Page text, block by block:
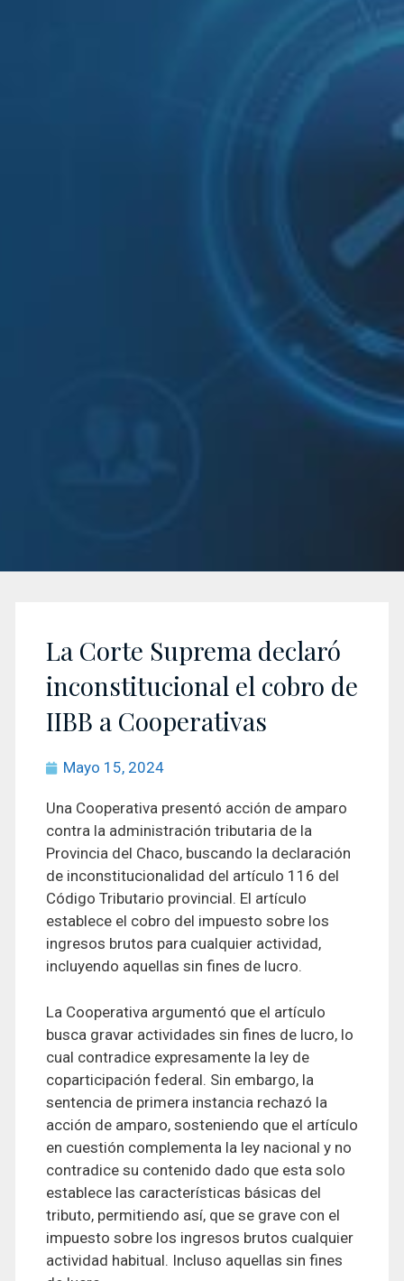
La Corte Suprema declaró
inconstitucional el cobro de
IIBB a Cooperativas
Mayo 15, 2024
Una Cooperativa presentó acción de amparo
contra la administración tributaria de la
Provincia del Chaco, buscando la declaración
de inconstitucionalidad del artículo 116 del
Código Tributario provincial. El artículo
establece el cobro del impuesto sobre los
ingresos brutos para cualquier actividad,
incluyendo aquellas sin fines de lucro.
La Cooperativa argumentó que el artículo
busca gravar actividades sin fines de lucro, lo
cual contradice expresamente la ley de
coparticipación federal. Sin embargo, la
sentencia de primera instancia rechazó la
acción de amparo, sosteniendo que el artículo
en cuestión complementa la ley nacional y no
contradice su contenido dado que esta solo
establece las características básicas del
tributo, permitiendo así, que se grave con el
impuesto sobre los ingresos brutos cualquier
actividad habitual. Incluso aquellas sin fines